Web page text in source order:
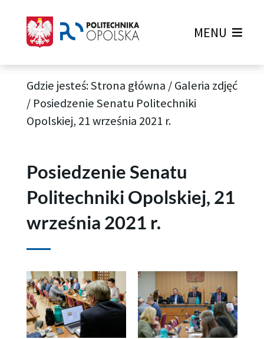
MENU
Gdzie jesteś:Strona główna /Galeria zdjęć
/ Posiedzenie Senatu Politechniki
Opolskiej, 21 września 2021 r.
Posiedzenie Senatu
Politechniki Opolskiej, 21
września 2021 r.